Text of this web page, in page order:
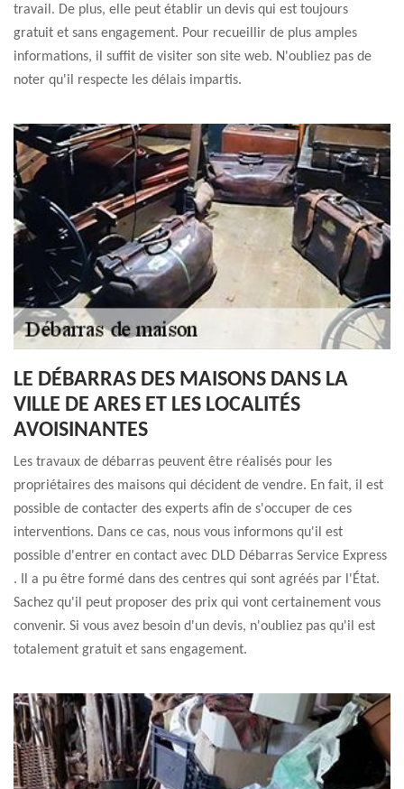
travail. De plus, elle peut établir un devis qui est toujours
gratuit et sans engagement. Pour recueillir de plus amples
informations, il suffit de visiter son site web. N'oubliez pas de
noter qu'il respecte les délais impartis.
LE DÉBARRAS DES MAISONS DANS LA
VILLE DE ARES ET LES LOCALITÉS
AVOISINANTES
Les travaux de débarras peuvent être réalisés pour les
propriétaires des maisons qui décident de vendre. En fait, il est
possible de contacter des experts afin de s'occuper de ces
interventions. Dans ce cas, nous vous informons qu'il est
possible d'entrer en contact avec DLD Débarras Service Express
. Il a pu être formé dans des centres qui sont agréés par l'État.
Sachez qu'il peut proposer des prix qui vont certainement vous
convenir. Si vous avez besoin d'un devis, n'oubliez pas qu'il est
totalement gratuit et sans engagement.